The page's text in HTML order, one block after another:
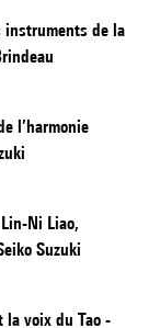
instruments de la
l’harmonie
Ni Liao,
Suzuki
la voix du Tao -